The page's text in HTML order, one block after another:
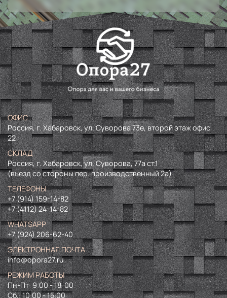
ОФИС
Россия, г. Хабаровск, ул. Суворова 73е, второй этаж офис
22
СКЛАД
Россия, г. Хабаровск, ул. Суворова, 77а ст.1
(въезд со стороны пер. производственный 2а)
ТЕЛЕФОНЫ
+7 (914) 159-14-82
+7 (4112) 24-14-82
WHATSAPP
+7 (924) 206-62-40
ЭЛЕКТРОННАЯ ПОЧТА
info@opora27.ru
РЕЖИМ РАБОТЫ
Пн-Пт: 9:00 - 18-00
Сб.: 10:00 - 15:00